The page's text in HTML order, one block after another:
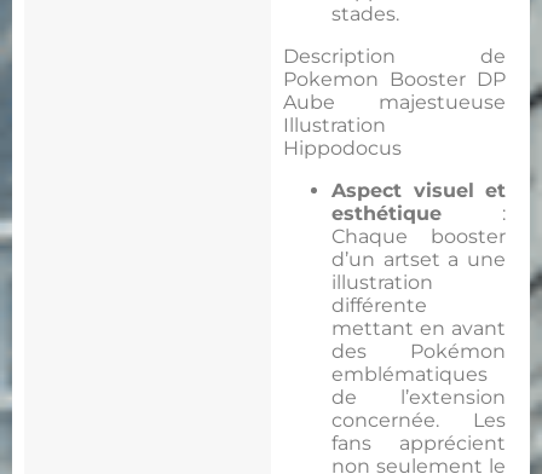
stades.
Description de
Pokemon Booster DP
Aube majestueuse
Illustration
Hippodocus
Aspect visuel et
esthétique :
Chaque booster
d’un artset a une
illustration
différente
mettant en avant
des Pokémon
emblématiques
de l’extension
concernée. Les
fans apprécient
non seulement le